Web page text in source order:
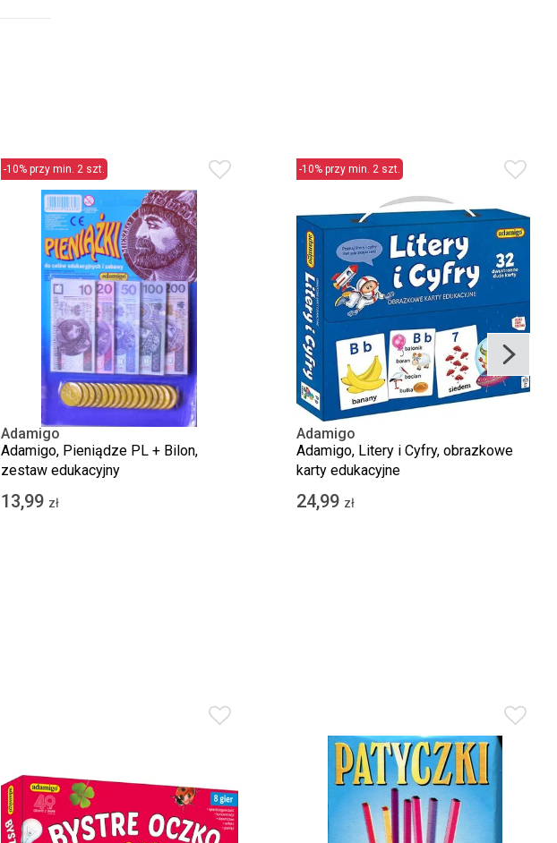
-10% przy min. 2 szt.
Adamigo
Adamigo, Pieniądze PL + Bilon,
zestaw edukacyjny
13,99 zł
-10% przy min. 2 szt.
Adamigo
Adamigo, Litery i Cyfry, obrazkowe
karty edukacyjne
24,99 zł